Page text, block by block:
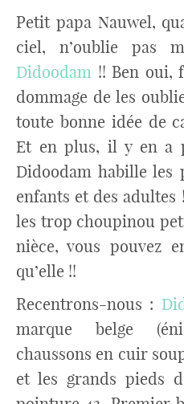
Petit papa Nauwel,
ciel, n’oublie pas
Didoodam !! Ben oui,
dommage de les
toute bonne idée de
Et en plus, il y en a
Didoodam habille les
enfants et des
les trop choupinou
nièce, vous pouvez
qu’elle !!
Recentrons-nous :
marque belge
chaussons en cuir
et les grands pieds